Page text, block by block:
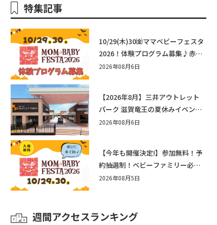
特集記事
10/29(木)30㈮ママベビーフェスタ
2026！体験プログラム募集♪赤ち
ゃん向けイベントに出演しません
2026年08月6日
【2026年8月】三井アウトレット
パーク 滋賀竜王の夏休みイベント
まとめ！びしょぬれ水あそび・激
2026年08月6日
【今年も開催決定!】参加無料！予
約抽選制！ベビーファミリー必見
☆入場無料☆10/29(木)30(金)ママ
2026年08月5日
週間アクセスランキング